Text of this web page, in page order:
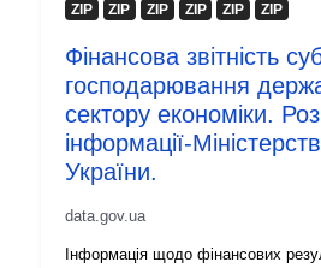
ZIP ZIP ZIP ZIP ZIP ZIP
Фінансова звітність
господарювання
сектору економіки.
інформації-
України.
data.gov.ua
Інформація щодо фінансових